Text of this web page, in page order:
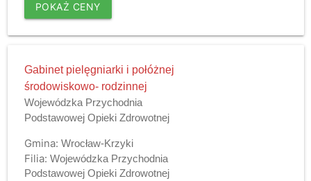
POKAŻ CENY
Gabinet pielęgniarki i połóżnej
środowiskowo- rodzinnej
Wojewódzka Przychodnia
Podstawowej Opieki Zdrowotnej
Gmina: Wrocław-Krzyki
Filia: Wojewódzka Przychodnia
Podstawowej Opieki Zdrowotnej